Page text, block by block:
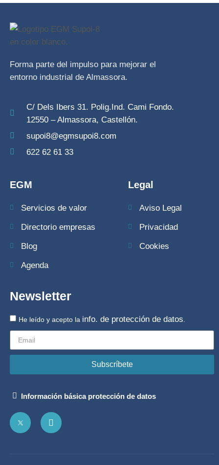
Forma parte del impulso para mejorar el
entorno industrial de Almassora.
C/ Dels Ibers 31. Polig.Ind. Cami Fondo.
12550 – Almassora, Castellón.
supoi8@egmsupoi8.com
622 62 61 33
EGM
Servicios de valor
Directorio empresas
Blog
Agenda
Legal
Aviso Legal
Privacidad
Cookies
Newsletter
He leído y acepto la info. de protección de datos.
Subscríbete
Información básica protección de datos